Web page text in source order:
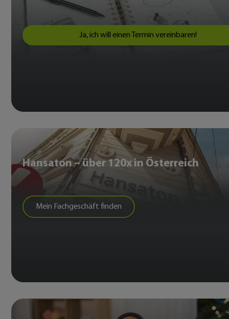
Ja, ich will einen Termin vereinbaren!
Hansaton – über 120x in Österreich
Mein Fachgeschäft finden